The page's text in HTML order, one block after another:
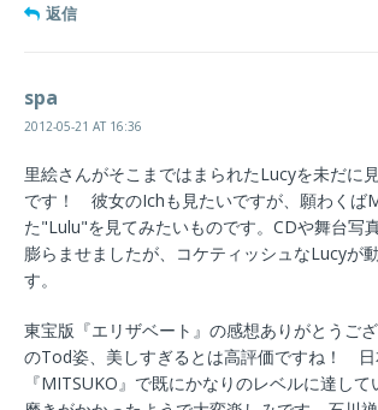
返信
spa
2012-05-21 AT 16:36
里絵さんがそこまではまられたLucyを未だに
です！ 彼女のIchも見たいですが、願わくば
た"Lulu"を見てみたいものです。CDや舞台写
膨らませましたが、コケティッシュなLucyが
す。
東宝版『エリザベート』の感想ありがとうご
のTod姿、美しすぎるとは高評価ですね！ 日
『MITSUKO』で既にかなりのレベルに達し